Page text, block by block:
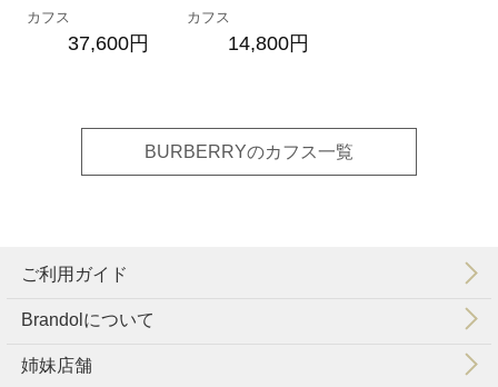
カフス
37,600円
カフス
14,800円
BURBERRYのカフス一覧
ご利用ガイド
Brandolについて
会社概要
特定商取引法に基づく表示
利用規約
個人情報保護方針
姉妹店舗